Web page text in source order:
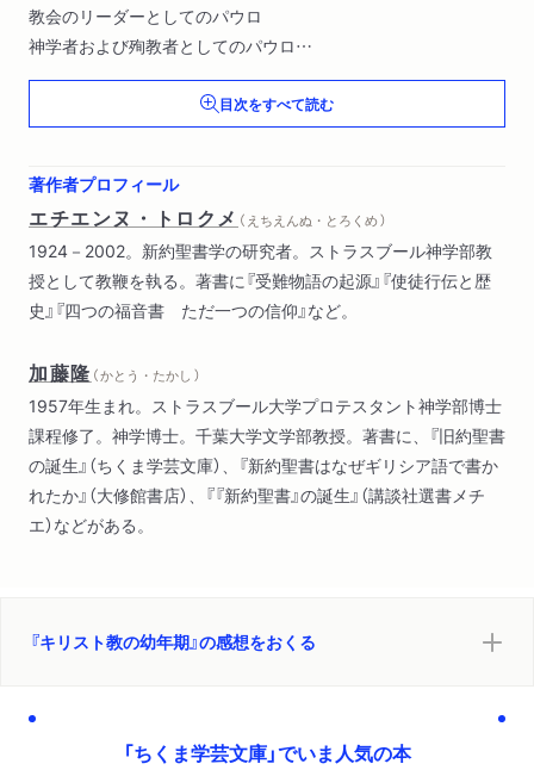
教会のリーダーとしてのパウロ
神学者および殉教者としてのパウロ
六〇年代の重大危機
パウロの後継者たちの目覚め
強化とヘレニズム化
目次をすべて読む
著作者プロフィール
エチエンヌ・トロクメ （ えちえんぬ・とろくめ ）
1924－2002。新約聖書学の研究者。ストラスブール神学部教
授として教鞭を執る。著書に『受難物語の起源』『使徒行伝と歴
史』『四つの福音書 ただ一つの信仰』など。
加藤隆 （ かとう・たかし ）
1957年生まれ。ストラスブール大学プロテスタント神学部博士
課程修了。神学博士。千葉大学文学部教授。著書に、『旧約聖書
の誕生』（ちくま学芸文庫）、『新約聖書はなぜギリシア語で書か
れたか』（大修館書店）、『『新約聖書』の誕生』（講談社選書メチ
エ）などがある。
『キリスト教の幼年期』の感想をおくる
「ちくま学芸文庫」でいま人気の本